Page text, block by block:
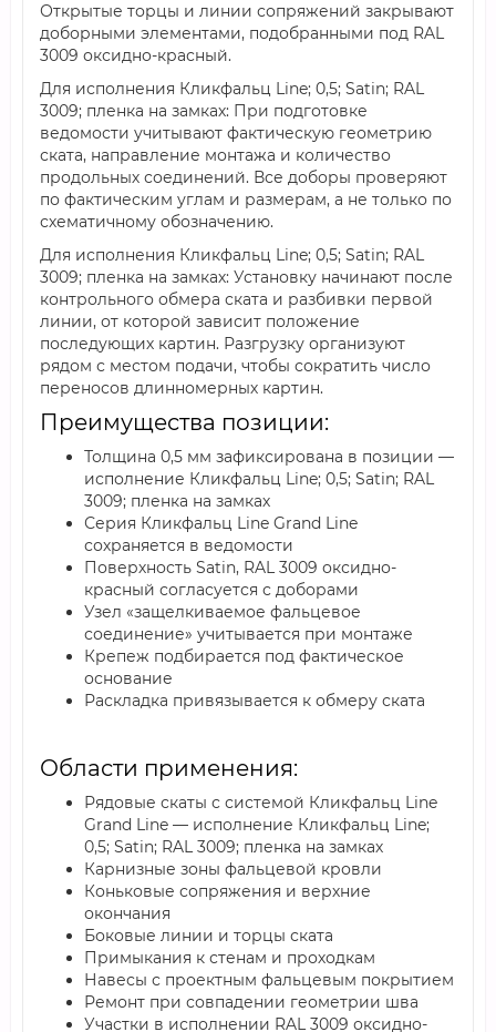
Открытые торцы и линии сопряжений закрывают
доборными элементами, подобранными под RAL
3009 оксидно-красный.
Для исполнения Кликфальц Line; 0,5; Satin; RAL
3009; пленка на замках: При подготовке
ведомости учитывают фактическую геометрию
ската, направление монтажа и количество
продольных соединений. Все доборы проверяют
по фактическим углам и размерам, а не только по
схематичному обозначению.
Для исполнения Кликфальц Line; 0,5; Satin; RAL
3009; пленка на замках: Установку начинают после
контрольного обмера ската и разбивки первой
линии, от которой зависит положение
последующих картин. Разгрузку организуют
рядом с местом подачи, чтобы сократить число
переносов длинномерных картин.
Преимущества позиции:
Толщина 0,5 мм зафиксирована в позиции —
исполнение Кликфальц Line; 0,5; Satin; RAL
3009; пленка на замках
Серия Кликфальц Line Grand Line
сохраняется в ведомости
Поверхность Satin, RAL 3009 оксидно-
красный согласуется с доборами
Узел «защелкиваемое фальцевое
соединение» учитывается при монтаже
Крепеж подбирается под фактическое
основание
Раскладка привязывается к обмеру ската
Области применения:
Рядовые скаты с системой Кликфальц Line
Grand Line — исполнение Кликфальц Line;
0,5; Satin; RAL 3009; пленка на замках
Карнизные зоны фальцевой кровли
Коньковые сопряжения и верхние
окончания
Боковые линии и торцы ската
Примыкания к стенам и проходкам
Навесы с проектным фальцевым покрытием
Ремонт при совпадении геометрии шва
Участки в исполнении RAL 3009 оксидно-